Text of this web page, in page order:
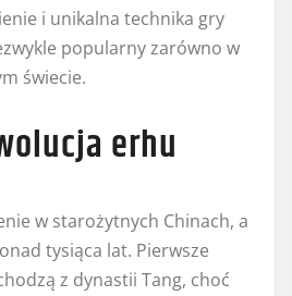
i unikalna technika gry
popularny zarówno w
świecie.
erhu
w starożytnych Chinach, a
tysiąca lat. Pierwsze
z dynastii Tang, choć